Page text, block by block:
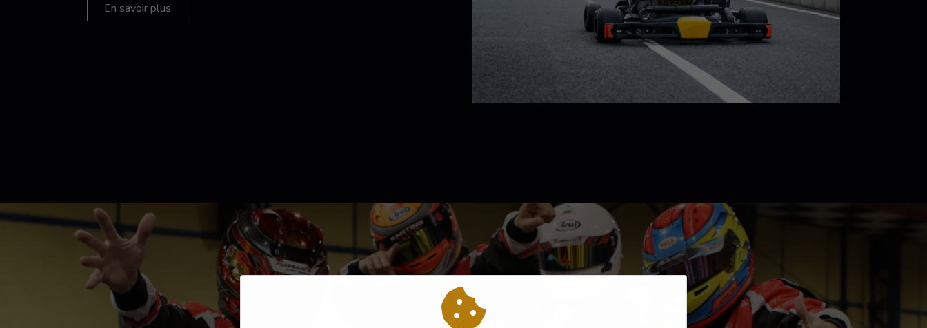
En savoir plus